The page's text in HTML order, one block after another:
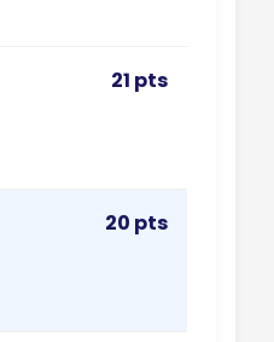
21 pts
20 pts